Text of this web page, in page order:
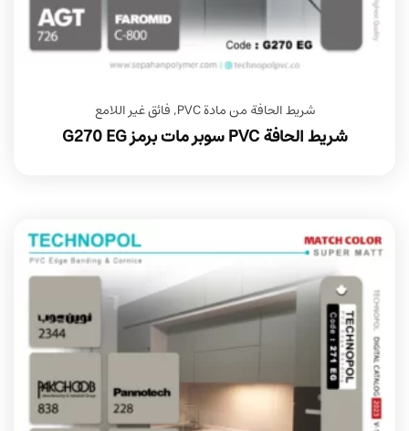
شريط الحافة من مادة PVC , فائق غير اللامع
شريط الحافة PVC سوبر مات برمز G270 EG